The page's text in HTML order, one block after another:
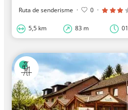
Ruta de senderisme · 0 ·
5,5 km 83 m